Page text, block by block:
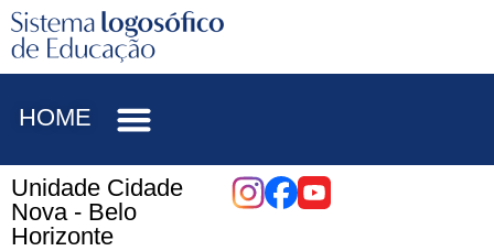
HOME
Unidade Cidade
Nova - Belo
Horizonte